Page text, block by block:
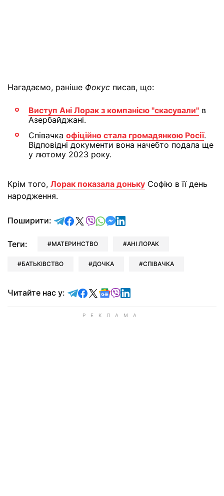
Нагадаємо, раніше Фокус писав, що:
Виступ Ані Лорак з компанією "скасували" в
Азербайджані.
Співачка офіційно стала громадянкою Росії.
Відповідні документи вона начебто подала ще
у лютому 2023 року.
Крім того, Лорак показала доньку Софію в її день
народження.
Поширити: відправити у Telegram
поділитись у Facebook
поділитись у X
відправити у Viber
відправити у Whatsapp
відправити у Messenger
відправити у LinkedIn
Теги: МАТЕРИНСТВО АНІ ЛОРАК
БАТЬКІВСТВО ДОЧКА СПІВАЧКА
Читайте нас у: Читайте у Telegram
Читайте у Facebook
Читайте у X
Читайте у Google news
Читайте у Viber
Читайте у LinkedIn